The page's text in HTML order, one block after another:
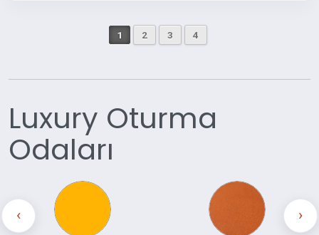
1 2 3 4
Luxury Oturma
Odaları
‹ ›